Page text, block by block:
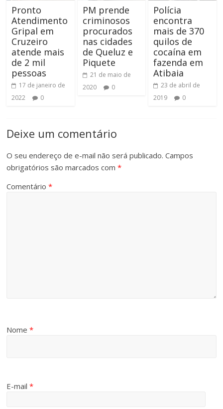
Pronto
Atendimento
Gripal em
Cruzeiro
atende mais
de 2 mil
pessoas
17 de janeiro de
2022
0
PM prende
criminosos
procurados
nas cidades
de Queluz e
Piquete
21 de maio de
2020
0
Polícia
encontra
mais de 370
quilos de
cocaína em
fazenda em
Atibaia
23 de abril de
2019
0
Deixe um comentário
O seu endereço de e-mail não será publicado. Campos
obrigatórios são marcados com*
Comentário*
Nome*
E-mail*